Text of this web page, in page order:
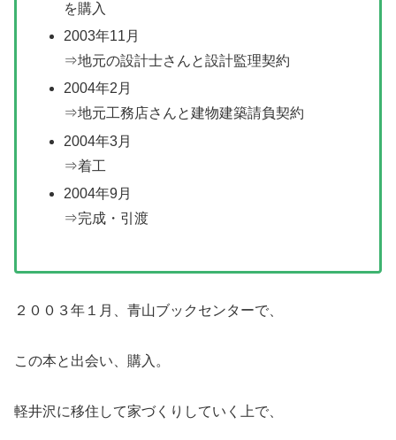
を購入
2003年11月
⇒地元の設計士さんと設計監理契約
2004年2月
⇒地元工務店さんと建物建築請負契約
2004年3月
⇒着工
2004年9月
⇒完成・引渡
２００３年１月、青山ブックセンターで、
この本と出会い、購入。
軽井沢に移住して家づくりしていく上で、